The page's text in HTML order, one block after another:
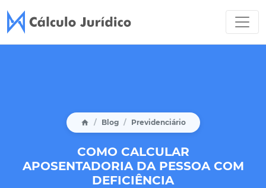
Blog Previdenciário
COMO CALCULAR
APOSENTADORIA DA PESSOA COM
DEFICIÊNCIA